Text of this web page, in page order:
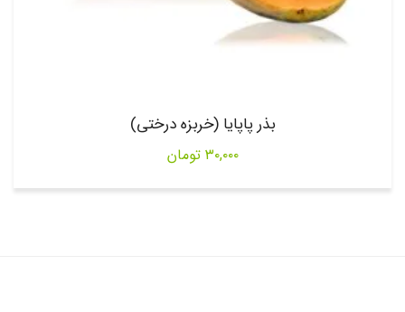
بذر پاپایا (خربزه درختی)
۳۰,۰۰۰ تومان